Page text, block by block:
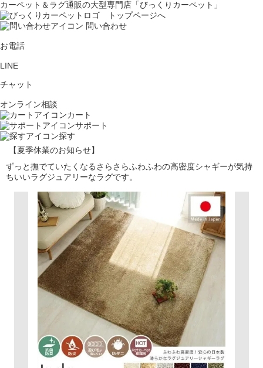
カーペット＆ラグ通販の大型専門店「びっくりカーペット」
問い合わせ
お電話
LINE
チャット
オンライン相談
カート
サポート
探す
【夏季休業のお知らせ】
ずっと撫でていたくなるさらさらふわふわの高密度シャギーが気持
ちいいラグジュアリーなラグです。